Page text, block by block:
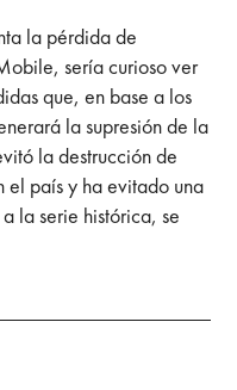
la pérdida de
sería curioso ver
que, en base a los
la supresión de la
la destrucción de
el país y ha evitado una
la serie histórica, se